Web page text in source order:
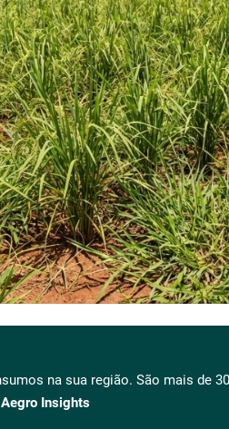
na sua região. São mais de
Insights